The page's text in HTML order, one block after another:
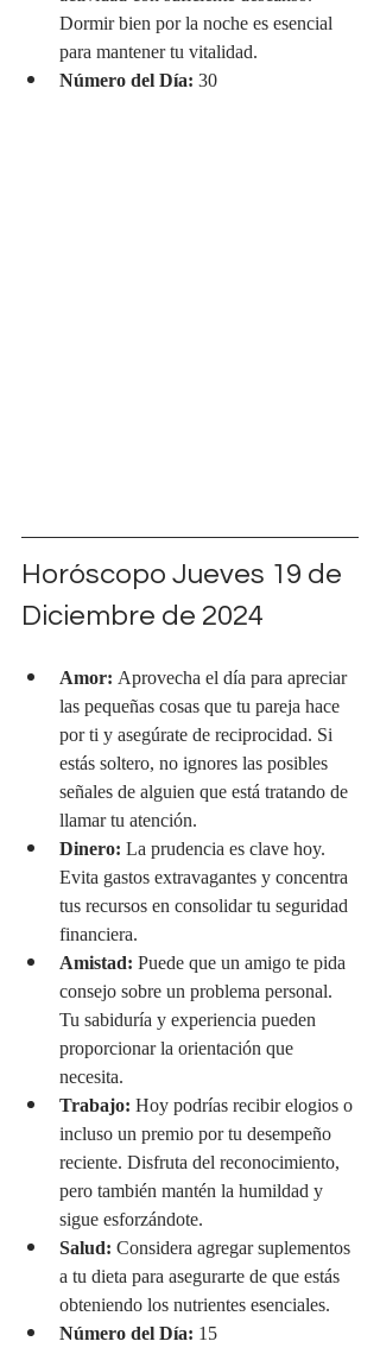
Dormir bien por la noche es esencial
para mantener tu vitalidad.
Número del Día: 30
Horóscopo Jueves 19 de
Diciembre de 2024
Amor: Aprovecha el día para apreciar
las pequeñas cosas que tu pareja hace
por ti y asegúrate de reciprocidad. Si
estás soltero, no ignores las posibles
señales de alguien que está tratando de
llamar tu atención.
Dinero: La prudencia es clave hoy.
Evita gastos extravagantes y concentra
tus recursos en consolidar tu seguridad
financiera.
Amistad: Puede que un amigo te pida
consejo sobre un problema personal.
Tu sabiduría y experiencia pueden
proporcionar la orientación que
necesita.
Trabajo: Hoy podrías recibir elogios o
incluso un premio por tu desempeño
reciente. Disfruta del reconocimiento,
pero también mantén la humildad y
sigue esforzándote.
Salud: Considera agregar suplementos
a tu dieta para asegurarte de que estás
obteniendo los nutrientes esenciales.
Número del Día: 15